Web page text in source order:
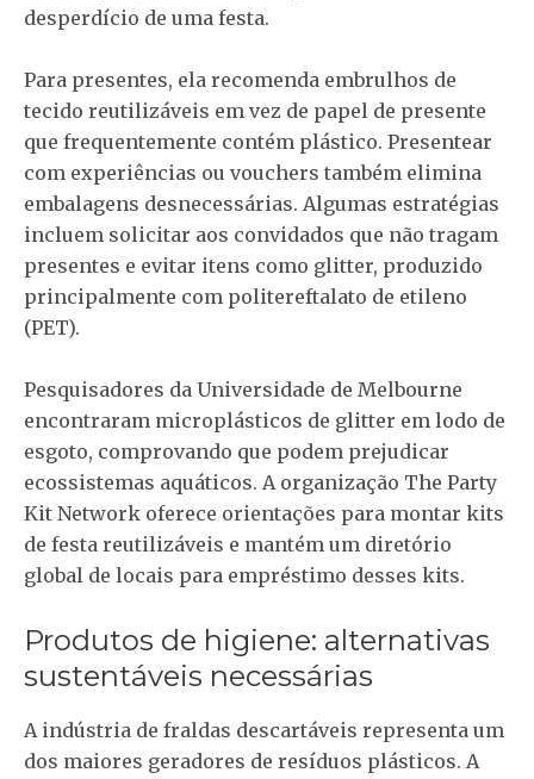
desperdício de uma festa.
Para presentes, ela recomenda embrulhos de
tecido reutilizáveis em vez de papel de presente
que frequentemente contém plástico. Presentear
com experiências ou vouchers também elimina
embalagens desnecessárias. Algumas estratégias
incluem solicitar aos convidados que não tragam
presentes e evitar itens como glitter, produzido
principalmente com politereftalato de etileno
(PET).
Pesquisadores da Universidade de Melbourne
encontraram microplásticos de glitter em lodo de
esgoto, comprovando que podem prejudicar
ecossistemas aquáticos. A organização The Party
Kit Network oferece orientações para montar kits
de festa reutilizáveis e mantém um diretório
global de locais para empréstimo desses kits.
Produtos de higiene: alternativas
sustentáveis necessárias
A indústria de fraldas descartáveis representa um
dos maiores geradores de resíduos plásticos. A